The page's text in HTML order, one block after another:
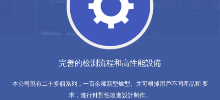
完善的檢測流程和高性能設備
本公司現有二十多個系列，一百余種新型爐型。并可根據用戶不同產品和 要
求，進行針對性改進設計制作。